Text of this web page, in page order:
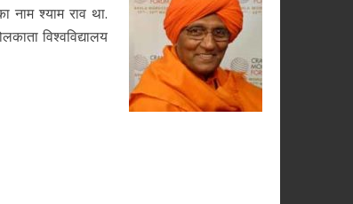
श्याम राव था.
विश्वविद्यालय